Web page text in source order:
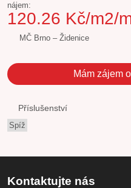
nájem:
120.26 Kč/m2/
MČ Brno – Židenice
Mám zájem
Příslušenství
Spíž
Kontaktujte nás